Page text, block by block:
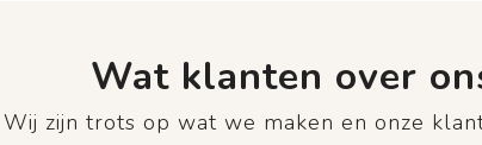
Wat klanten over
Wij zijn trots op wat we maken en onze